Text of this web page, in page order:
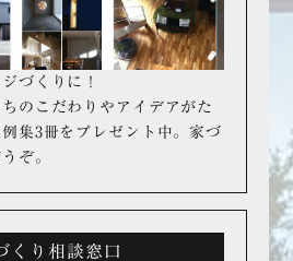
づくりに！
のこだわりやアイデアがた
集3冊をプレゼント中。 家づ
ぞ。
くり相談窓口